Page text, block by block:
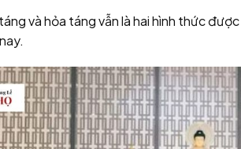
và hỏa táng vẫn là hai hình thức